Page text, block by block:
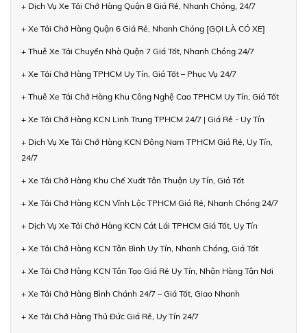
+ Dịch Vụ Xe Tải Chở Hàng Quận 8 Giá Rẻ, Nhanh Chóng, 24/7
+ Xe Tải Chở Hàng Quận 6 Giá Rẻ, Nhanh Chóng [GỌI LÀ CÓ XE]
+ Thuê Xe Tải Chuyển Nhà Quận 7 Giá Tốt, Nhanh Chóng 24/7
+ Xe Tải Chở Hàng TPHCM Uy Tín, Giá Tốt – Phục Vụ 24/7
+ Thuê Xe Tải Chở Hàng Khu Công Nghệ Cao TPHCM Uy Tín, Giá Tốt
+ Xe Tải Chở Hàng KCN Linh Trung TPHCM 24/7 | Giá Rẻ - Uy Tín
+ Dịch Vụ Xe Tải Chở Hàng KCN Đông Nam TPHCM Giá Rẻ, Uy Tín,
24/7
+ Xe Tải Chở Hàng Khu Chế Xuất Tân Thuận Uy Tín, Giá Tốt
+ Xe Tải Chở Hàng KCN Vĩnh Lộc TPHCM Giá Rẻ, Nhanh Chóng 24/7
+ Dịch Vụ Xe Tải Chở Hàng KCN Cát Lái TPHCM Giá Tốt, Uy Tín
+ Xe Tải Chở Hàng KCN Tân Bình Uy Tín, Nhanh Chóng, Giá Tốt
+ Xe Tải Chở Hàng KCN Tân Tạo Giá Rẻ Uy Tín, Nhận Hàng Tận Nơi
+ Xe Tải Chở Hàng Bình Chánh 24/7 – Giá Tốt, Giao Nhanh
+ Xe Tải Chở Hàng Thủ Đức Giá Rẻ, Uy Tín 24/7